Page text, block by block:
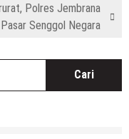
Polres Jembrana
Senggol Negara